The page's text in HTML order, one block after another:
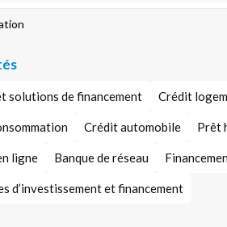
solutions de financement Crédit
Crédit automobile Prêt
ligne Banque de réseau
d’investissement et financement